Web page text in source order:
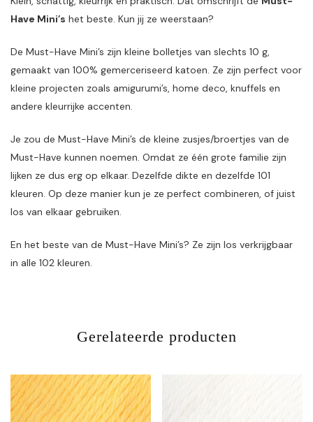
Have Mini’s het beste. Kun jij ze weerstaan?
De Must-Have Mini’s zijn kleine bolletjes van slechts 10 g,
gemaakt van 100% gemerceriseerd katoen. Ze zijn perfect voor
kleine projecten zoals amigurumi’s, home deco, knuffels en
andere kleurrijke accenten.
Je zou de Must-Have Mini’s de kleine zusjes/broertjes van de
Must-Have kunnen noemen. Omdat ze één grote familie zijn
lijken ze dus erg op elkaar. Dezelfde dikte en dezelfde 101
kleuren. Op deze manier kun je ze perfect combineren, of juist
los van elkaar gebruiken.
En het beste van de Must-Have Mini’s? Ze zijn los verkrijgbaar
in alle 102 kleuren.
Gerelateerde producten